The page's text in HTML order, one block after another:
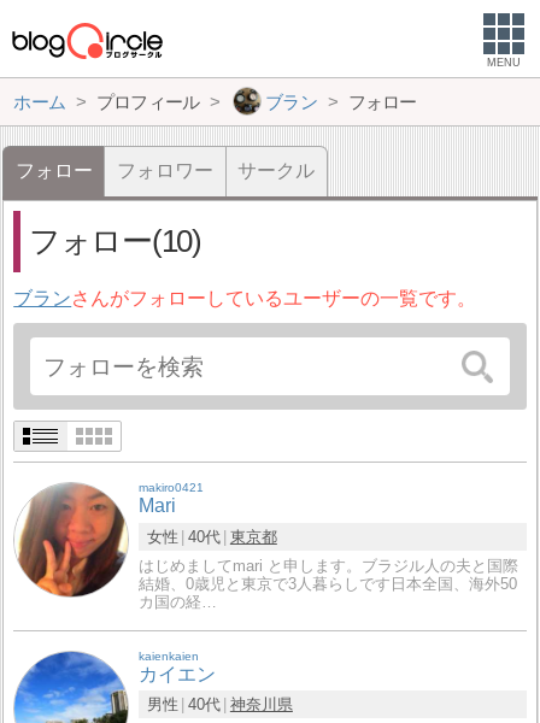
MENU
ホーム プロフィール ブラン フォロー
フォロー フォロワー サークル
フォロー(10)
ブランさんがフォローしているユーザーの一覧です。
makiro0421
Mari
女性 40代 東京都
はじめましてmari と申します。ブラジル人の夫と国際
結婚、0歳児と東京で3人暮らしです日本全国、海外50
カ国の経…
kaienkaien
カイエン
男性 40代 神奈川県